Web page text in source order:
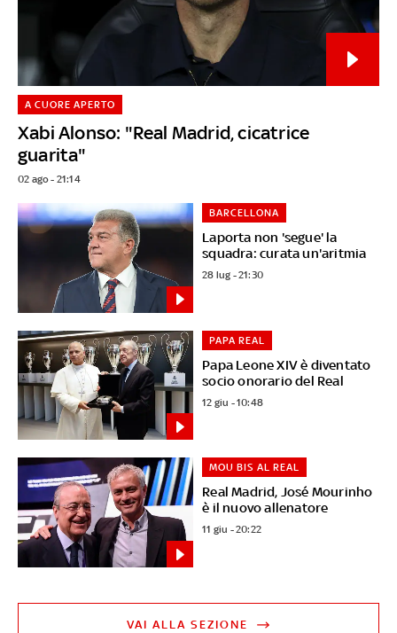
Xabi Alonso: "Real Madrid, cicatrice
guarita"
A CUORE APERTO
02 ago - 21:14
Laporta non 'segue' la
squadra: curata un'aritmia
BARCELLONA
28 lug - 21:30
Papa Leone XIV è diventato
socio onorario del Real
PAPA REAL
12 giu - 10:48
Real Madrid, José Mourinho
è il nuovo allenatore
MOU BIS AL REAL
11 giu - 20:22
VAI ALLA SEZIONE